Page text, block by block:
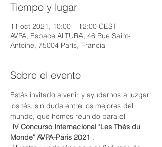
Tiempo y lugar
11 oct 2021, 10:00 – 12:00 CEST
AVPA, Espace ALTURA, 46 Rue Saint-
Antoine, 75004 París, Francia
Sobre el evento
Estás invitado a venir y ayudarnos a juzgar
los tés, sin duda entre los mejores del
mundo, que hemos reunido para el
IV Concurso Internacional "Les Thés du
Monde" AVPA-Paris 2021 .